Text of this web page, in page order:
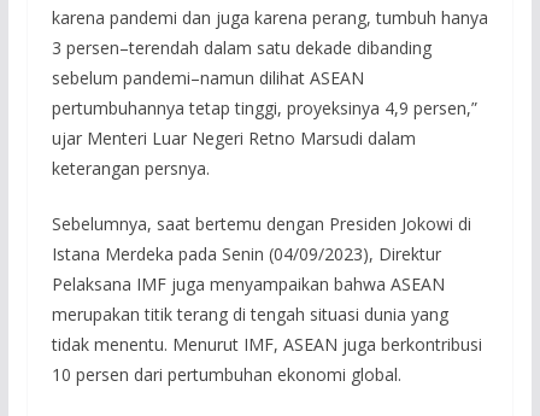
karena pandemi dan juga karena perang, tumbuh hanya
3 persen–terendah dalam satu dekade dibanding
sebelum pandemi–namun dilihat ASEAN
pertumbuhannya tetap tinggi, proyeksinya 4,9 persen,”
ujar Menteri Luar Negeri Retno Marsudi dalam
keterangan persnya.
Sebelumnya, saat bertemu dengan Presiden Jokowi di
Istana Merdeka pada Senin (04/09/2023), Direktur
Pelaksana IMF juga menyampaikan bahwa ASEAN
merupakan titik terang di tengah situasi dunia yang
tidak menentu. Menurut IMF, ASEAN juga berkontribusi
10 persen dari pertumbuhan ekonomi global.